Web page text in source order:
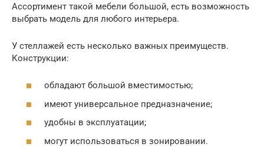
Ассортимент такой мебели большой, есть возможность
выбрать модель для любого интерьера.
У стеллажей есть несколько важных преимуществ.
Конструкции:
обладают большой вместимостью;
имеют универсальное предназначение;
удобны в эксплуатации;
могут использоваться в зонировании.